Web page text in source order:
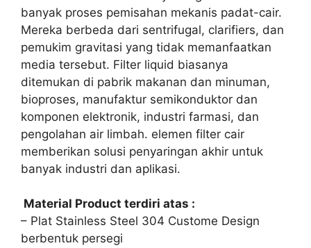
banyak proses pemisahan mekanis padat-cair.
Mereka berbeda dari sentrifugal, clarifiers, dan
pemukim gravitasi yang tidak memanfaatkan
media tersebut. Filter liquid biasanya
ditemukan di pabrik makanan dan minuman,
bioproses, manufaktur semikonduktor dan
komponen elektronik, industri farmasi, dan
pengolahan air limbah. elemen filter cair
memberikan solusi penyaringan akhir untuk
banyak industri dan aplikasi.
Material Product terdiri atas :
– Plat Stainless Steel 304 Custome Design
berbentuk persegi